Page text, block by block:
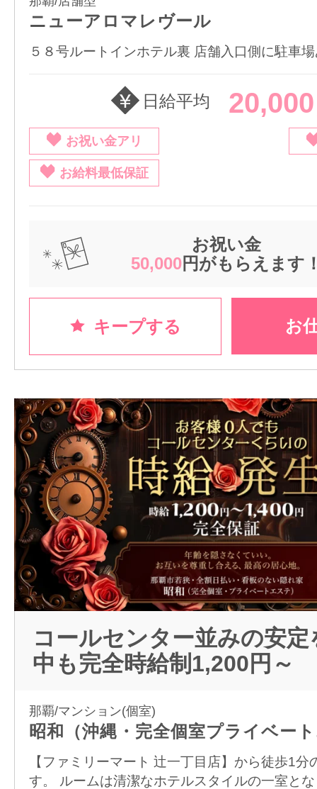
ニューアロマレヴール
５８号ルートインホテル裏 店舗入口側に駐車
日給平均
お祝い金アリ
お給料最低保証
お祝い金
50,000円がもらえます
キープする お
コールセンター並みの安定
中も完全時給制1,200円～
那覇/マンション(個室)
昭和（沖縄・完全個室プライベー
【ファミリーマート 辻一丁目店】から徒歩1分
す。 ルームは清潔なホテルスタイルの一室と